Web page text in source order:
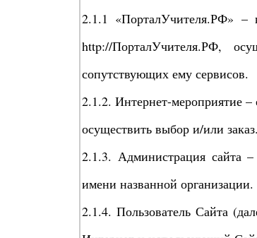
2.1.1 «ПорталУчителя.РФ» –
http://ПорталУчителя.РФ,
сопутствующих ему сервисов.
2.1.2. Интернет-мероприятие
осуществить выбор и/или заказ.
2.1.3. Администрация сайта
имени названной организации.
2.1.4. Пользователь Сайта